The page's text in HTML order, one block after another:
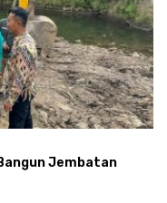
Jembatan